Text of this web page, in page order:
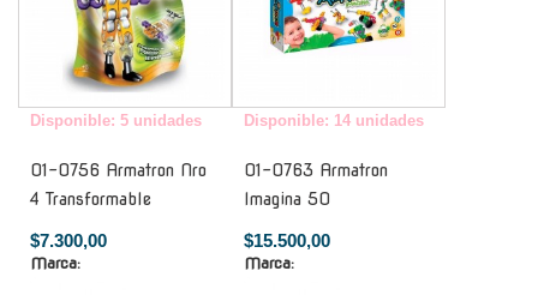
Disponible: 5 unidades
01-0756 Armatron Nro
4 Transformable
$7.300,00
Marca:
Disponible: 14 unidades
01-0763 Armatron
Imagina 50
$15.500,00
Marca: